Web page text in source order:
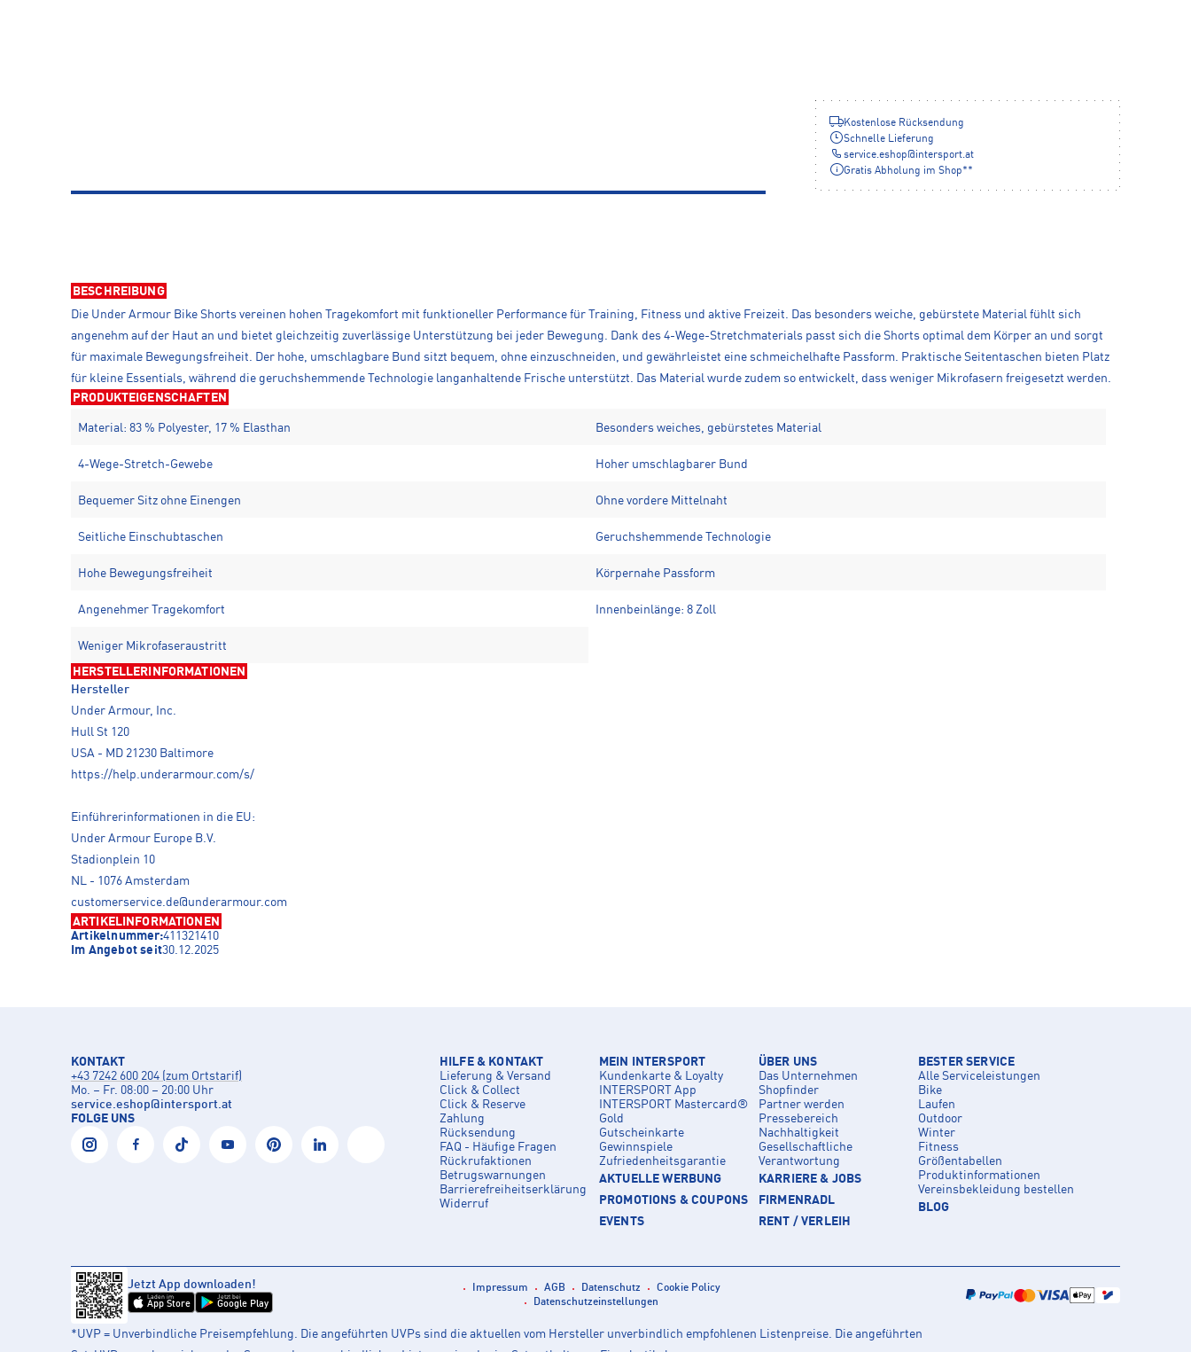
Kostenlose Rücksendung
Schnelle Lieferung
service.eshop@intersport.at
Gratis Abholung im Shop**
BESCHREIBUNG
Die Under Armour Bike Shorts vereinen hohen Tragekomfort mit funktioneller Performance für Training, Fitness und aktive Freizeit. Das besonders weiche, gebürstete Material fühlt sich
angenehm auf der Haut an und bietet gleichzeitig zuverlässige Unterstützung bei jeder Bewegung. Dank des 4-Wege-Stretchmaterials passt sich die Shorts optimal dem Körper an und sorgt
für maximale Bewegungsfreiheit. Der hohe, umschlagbare Bund sitzt bequem, ohne einzuschneiden, und gewährleistet eine schmeichelhafte Passform. Praktische Seitentaschen bieten Platz
für kleine Essentials, während die geruchshemmende Technologie langanhaltende Frische unterstützt. Das Material wurde zudem so entwickelt, dass weniger Mikrofasern freigesetzt werden.
PRODUKTEIGENSCHAFTEN
Material: 83 % Polyester, 17 % Elasthan Besonders weiches, gebürstetes Material
4-Wege-Stretch-Gewebe Hoher umschlagbarer Bund
Bequemer Sitz ohne Einengen Ohne vordere Mittelnaht
Seitliche Einschubtaschen Geruchshemmende Technologie
Hohe Bewegungsfreiheit Körpernahe Passform
Angenehmer Tragekomfort Innenbeinlänge: 8 Zoll
Weniger Mikrofaseraustritt
HERSTELLERINFORMATIONEN
Hersteller
Under Armour, Inc.
Hull St 120
USA - MD 21230 Baltimore
https://help.underarmour.com/s/
Einführerinformationen in die EU:
Under Armour Europe B.V.
Stadionplein 10
NL - 1076 Amsterdam
customerservice.de@underarmour.com
ARTIKELINFORMATIONEN
Artikelnummer:411321410
Im Angebot seit30.12.2025
KONTAKT
+43 7242 600 204 (zum Ortstarif)
Mo. – Fr. 08:00 – 20:00 Uhr
service.eshop@intersport.at
FOLGE UNS
HILFE & KONTAKT
Lieferung & Versand
Click & Collect
Click & Reserve
Zahlung
Rücksendung
FAQ - Häufige Fragen
Rückrufaktionen
Betrugswarnungen
Barrierefreiheitserklärung
Widerruf
MEIN INTERSPORT
Kundenkarte & Loyalty
INTERSPORT App
INTERSPORT Mastercard®
Gold
Gutscheinkarte
Gewinnspiele
Zufriedenheitsgarantie
AKTUELLE WERBUNG
PROMOTIONS & COUPONS
EVENTS
ÜBER UNS
Das Unternehmen
Shopfinder
Partner werden
Pressebereich
Nachhaltigkeit
Gesellschaftliche
Verantwortung
KARRIERE & JOBS
FIRMENRADL
RENT / VERLEIH
BESTER SERVICE
Alle Serviceleistungen
Bike
Laufen
Outdoor
Winter
Fitness
Größentabellen
Produktinformationen
Vereinsbekleidung bestellen
BLOG
Jetzt App downloaden!
Laden im
App Store
Jetzt bei
Google Play
Impressum AGB Datenschutz
Cookie Policy
Datenschutzeinstellungen
*UVP = Unverbindliche Preisempfehlung. Die angeführten UVPs sind die aktuellen vom Hersteller unverbindlich empfohlenen Listenpreise. Die angeführten